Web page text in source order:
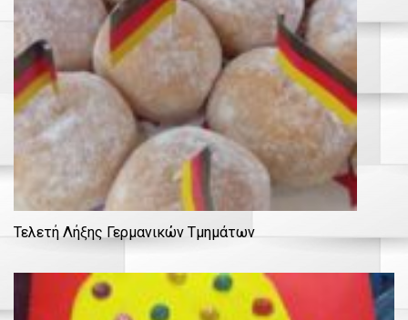
Τελετή Λήξης Γερμανικών Τμημάτων